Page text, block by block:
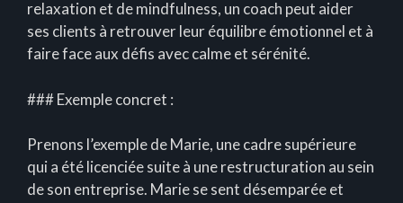
relaxation et de mindfulness, un coach peut aider
ses clients à retrouver leur équilibre émotionnel et à
faire face aux défis avec calme et sérénité.
### Exemple concret :
Prenons l’exemple de Marie, une cadre supérieure
qui a été licenciée suite à une restructuration au sein
de son entreprise. Marie se sent désemparée et